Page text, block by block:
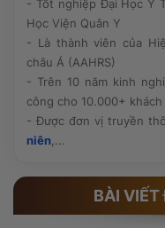
- Tốt nghiệp Đại Học Y
Học Viện Quân Y
- Là thành viên của
châu Á (AAHRS)
- Trên 10 năm kinh
công cho 10.000+ khách
- Được đơn vị truyền
niên,...
BÀI